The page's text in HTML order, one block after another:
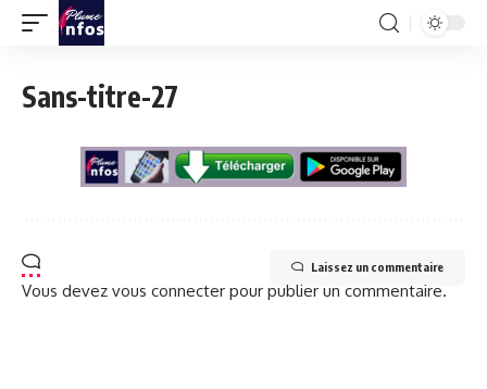
Sans-titre-27
Laissez un commentaire
Vous devez vous connecter pour publier un commentaire.